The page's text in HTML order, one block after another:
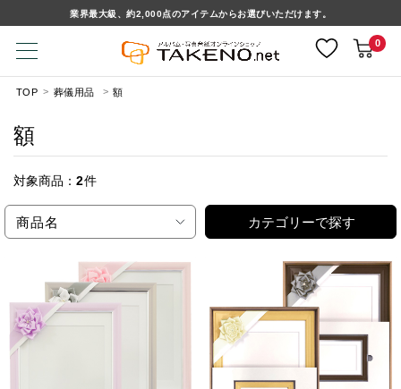
業界最大級、約2,000点のアイテムからお選びいただけます。
0
TOP 葬儀用品 額
額
対象商品： 2件
商品名 カテゴリーで探す